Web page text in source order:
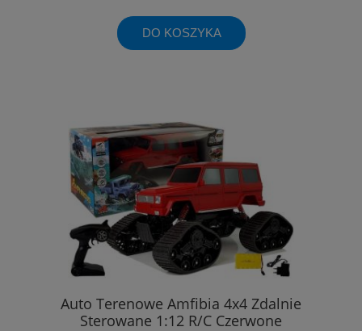
DO KOSZYKA
Auto Terenowe Amfibia 4x4 Zdalnie
Sterowane 1:12 R/C Czerwone